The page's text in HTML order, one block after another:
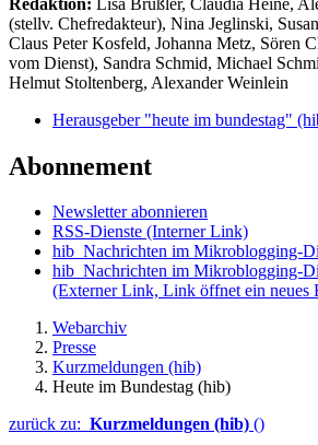
(stellv. Chefredakteur), Nina Jeglinski,
Claus Peter Kosfeld, Johanna Metz, Sören
vom Dienst), Sandra Schmid, Michael
Helmut Stoltenberg, Alexander Weinlein
Herausgeber "heute im bundestag"
Abonnement
Newsletter abonnieren
RSS-Dienste (Interner Link)
hib_Nachrichten im Mikroblogging-
hib_Nachrichten im Mikroblogging-
(Externer Link, Link öffnet ein neues
Webarchiv
Presse
Kurzmeldungen (hib)
Heute im Bundestag (hib)
zurück zu: Kurzmeldungen (hib) ()